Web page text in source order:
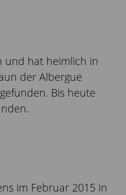
und hat heimlich in
der Albergue
Bis heute
im Februar 2015 in